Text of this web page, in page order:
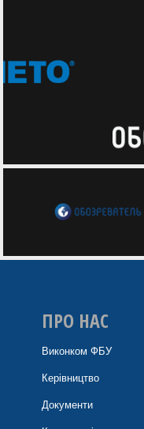
ПРО НАС
Виконком ФБУ
Керівництво
Документи